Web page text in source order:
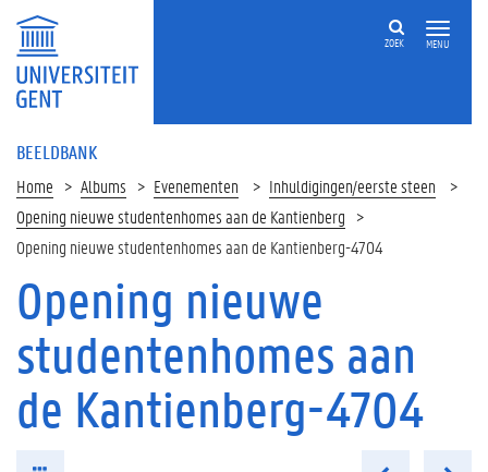
MENU
ZOEK
BEELDBANK
Home Albums Evenementen
Inhuldigingen/eerste steen
Opening nieuwe studentenhomes aan de Kantienberg
Opening nieuwe studentenhomes aan de Kantienberg-4704
Opening nieuwe
studentenhomes aan
de Kantienberg-4704